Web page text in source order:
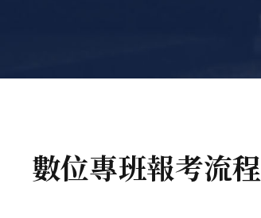
數位專班報考流程